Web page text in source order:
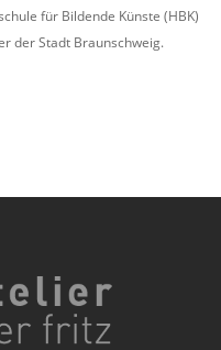
für Bildende Künste (HBK)
der Stadt Braunschweig.